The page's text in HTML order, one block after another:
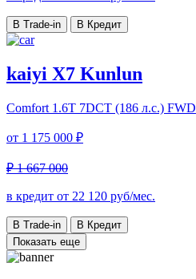
В Trade-in В Кредит
kaiyi X7 Kunlun
Comfort 1.6T 7DCT (186 л.с.) FWD
от 1 175 000 ₽
₽ 1 667 000
в кредит от 22 120 руб/мес.
В Trade-in
В Кредит
Показать еще